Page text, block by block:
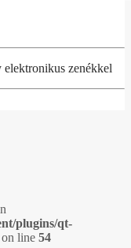
elektronikus zenékkel
plugins/qt-
on line 54